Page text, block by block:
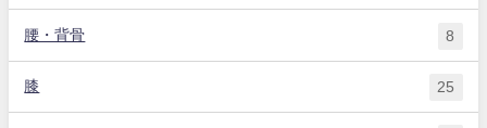
腰・背骨 8
膝 25